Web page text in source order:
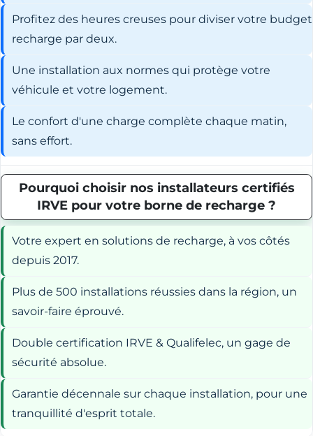
Profitez des heures creuses pour diviser votre budget
recharge par deux.
Une installation aux normes qui protège votre
véhicule et votre logement.
Le confort d'une charge complète chaque matin,
sans effort.
Pourquoi choisir nos installateurs certifiés
IRVE pour votre borne de recharge ?
Votre expert en solutions de recharge, à vos côtés
depuis 2017.
Plus de 500 installations réussies dans la région, un
savoir-faire éprouvé.
Double certification IRVE & Qualifelec, un gage de
sécurité absolue.
Garantie décennale sur chaque installation, pour une
tranquillité d'esprit totale.